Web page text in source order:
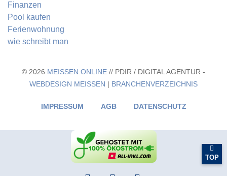
Finanzen
Pool kaufen
Ferienwohnung
wie schreibt man
© 2026 MEISSEN.ONLINE // PDIR / DIGITAL AGENTUR -
WEBDESIGN MEISSEN
| BRANCHENVERZEICHNIS
IMPRESSUM AGB DATENSCHUTZ
TOP